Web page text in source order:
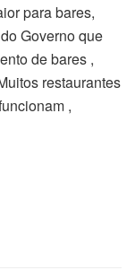
para bares,
Governo que
de bares ,
restaurantes
,